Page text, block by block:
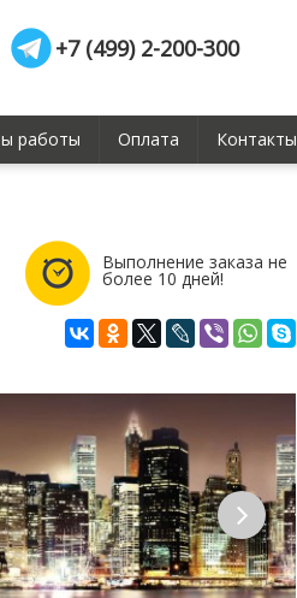
+7 (499) 2-200-300
работы Оплата Контакты
Выполнение заказа не
более 10 дней!